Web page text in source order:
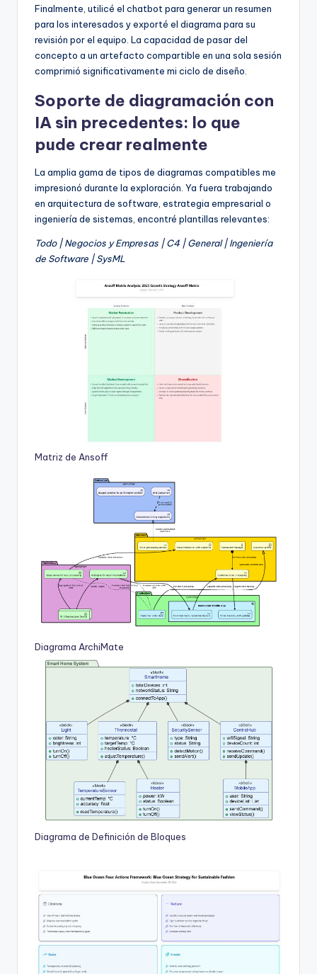
Finalmente, utilicé el chatbot para generar un resumen
para los interesados y exporté el diagrama para su
revisión por el equipo. La capacidad de pasar del
concepto a un artefacto compartible en una sola sesión
comprimió significativamente mi ciclo de diseño.
Soporte de diagramación con
IA sin precedentes: lo que
pude crear realmente
La amplia gama de tipos de diagramas compatibles me
impresionó durante la exploración. Ya fuera trabajando
en arquitectura de software, estrategia empresarial o
ingeniería de sistemas, encontré plantillas relevantes:
Todo | Negocios y Empresas | C4 | General | Ingeniería
de Software | SysML
Matriz de Ansoff
Diagrama ArchiMate
Diagrama de Definición de Bloques